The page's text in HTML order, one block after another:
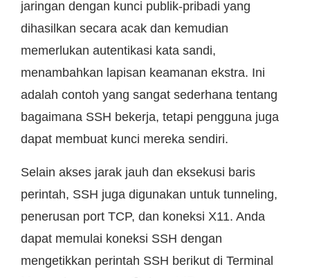
jaringan dengan kunci publik-pribadi yang
dihasilkan secara acak dan kemudian
memerlukan autentikasi kata sandi,
menambahkan lapisan keamanan ekstra. Ini
adalah contoh yang sangat sederhana tentang
bagaimana SSH bekerja, tetapi pengguna juga
dapat membuat kunci mereka sendiri.
Selain akses jarak jauh dan eksekusi baris
perintah, SSH juga digunakan untuk tunneling,
penerusan port TCP, dan koneksi X11. Anda
dapat memulai koneksi SSH dengan
mengetikkan perintah SSH berikut di Terminal